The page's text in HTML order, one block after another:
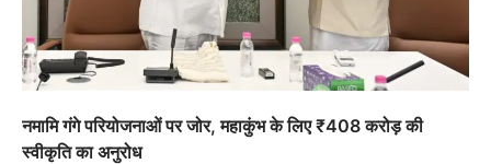
नमामि गंगे परियोजनाओं पर जोर, महाकुंभ के लिए ₹408 करोड़ की
स्वीकृति का अनुरोध